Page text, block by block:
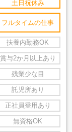
土日祝休み
フルタイムの仕事
扶養内勤務OK
賞与2か月以上あり
残業少な目
託児所あり
正社員登用あり
無資格OK